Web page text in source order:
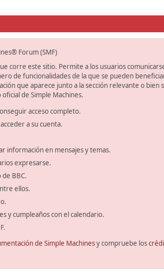
Forum (SMF)
este sitio. Permite a los usuarios
de funcionalidades de la que se pueden
que aparece junto a la sección relevante o bien
de Simple Machines.
acceso completo.
a su cuenta.
información en mensajes y temas.
expresarse.
BBC.
ellos.
y cumpleaños con el calendario.
de Simple Machinesy compruebe los